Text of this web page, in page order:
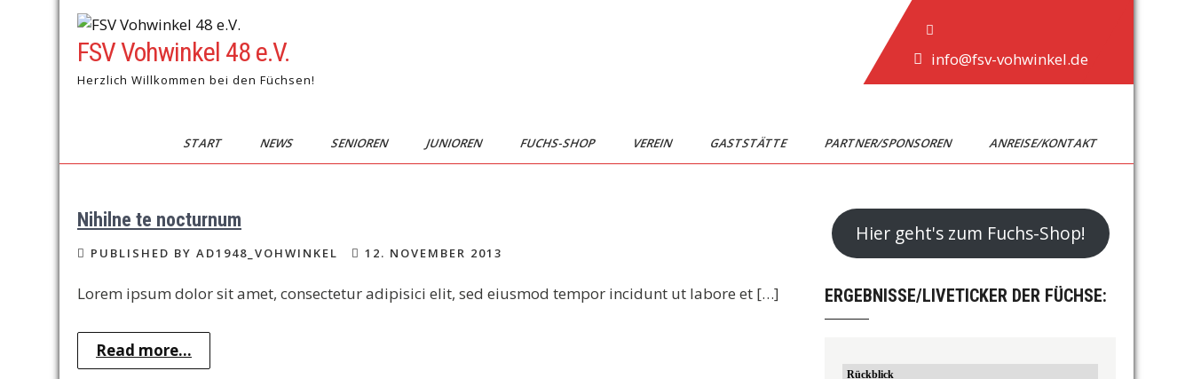
FSV Vohwinkel 48 e.V.
Herzlich Willkommen bei den Füchsen!
info@fsv-vohwinkel.de
START NEWS SENIOREN JUNIOREN FUCHS-SHOP VEREIN GASTSTÄTTE PARTNER/SPONSOREN ANREISE/KONTAKT
Nihilne te nocturnum
PUBLISHED BY AD1948_VOHWINKEL 12. NOVEMBER 2013
Lorem ipsum dolor sit amet, consectetur adipisici elit, sed eiusmod tempor incidunt ut labore et […]
Read more...
Hier geht's zum Fuchs-Shop!
ERGEBNISSE/LIVETICKER DER FÜCHSE: